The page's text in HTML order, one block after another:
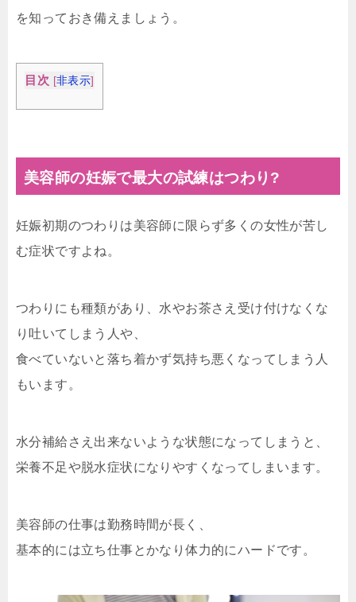
を知っておき備えましょう。
目次 [非表示]
美容師の妊娠で最大の試練はつわり ?
妊娠初期のつわりは美容師に限らず多くの女性が苦し
む症状ですよね。
つわりにも種類があり、水やお茶さえ受け付けなくな
り吐いてしまう人や、
食べていないと落ち着かず気持ち悪くなってしまう人
もいます。
水分補給さえ出来ないような状態になってしまうと、
栄養不足や脱水症状になりやすくなってしまいます。
美容師の仕事は勤務時間が長く、
基本的には立ち仕事とかなり体力的にハードです。